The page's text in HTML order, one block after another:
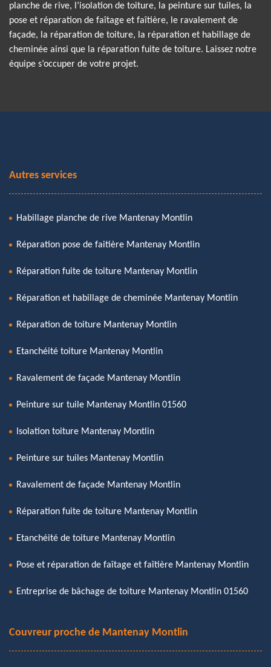
planche de rive, l’isolation de toiture, la peinture sur tuiles, la
pose et réparation de faîtage et faîtière, le ravalement de
façade, la réparation de toiture, la réparation et habillage de
cheminée ainsi que la réparation fuite de toiture. Laissez notre
équipe s’occuper de votre projet.
Autres services
Habillage planche de rive Mantenay Montlin
Réparation pose de faitière Mantenay Montlin
Réparation fuite de toiture Mantenay Montlin
Réparation et habillage de cheminée Mantenay Montlin
Réparation de toiture Mantenay Montlin
Etanchéité toiture Mantenay Montlin
Ravalement de façade Mantenay Montlin
Peinture sur tuile Mantenay Montlin 01560
Isolation toiture Mantenay Montlin
Peinture sur tuiles Mantenay Montlin
Ravalement de façade Mantenay Montlin
Réparation fuite de toiture Mantenay Montlin
Etanchéité de toiture Mantenay Montlin
Pose et réparation de faîtage et faîtière Mantenay Montlin
Entreprise de bâchage de toiture Mantenay Montlin 01560
Couvreur proche de Mantenay Montlin